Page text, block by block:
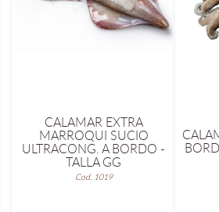
CALAMAR EXTRA
MARROQUI SUCIO
ULTRACONG. A BORDO -
TALLA GG
Cod. 1019